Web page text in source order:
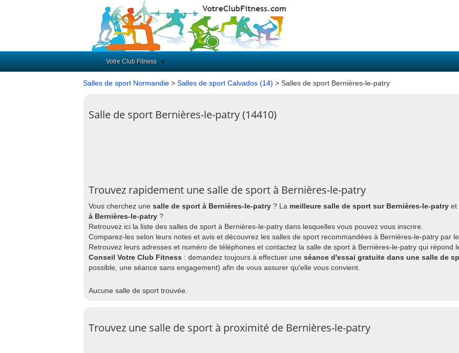
Votre Club Fitness
Salles de sport Normandie > Salles de sport Calvados (14) > Salles de sport Bernières-le-patry
Salle de sport Bernières-le-patry (14410)
Trouvez rapidement une salle de sport à Bernières-le-patry
Vous cherchez une salle de sport à Bernières-le-patry ? La meilleure salle de sport sur Bernières-le-patry et
à Bernières-le-patry ?
Retrouvez ici la liste des salles de sport à Bernières-le-patry dans lesquelles vous pouvez vous inscrire.
Comparez-les selon leurs notes et avis et découvrez les salles de sport recommandées à Bernières-le-patry par
Retrouvez leurs adresses et numéro de téléphones et contactez la salle de sport à Bernières-le-patry qui répond
Conseil Votre Club Fitness : demandez toujours à effectuer une séance d'essai gratuite dans une salle de
possible, une séance sans engagement) afin de vous assurer qu'elle vous convient.
Aucune salle de sport trouvée.
Trouvez une salle de sport à proximité de Bernières-le-patry